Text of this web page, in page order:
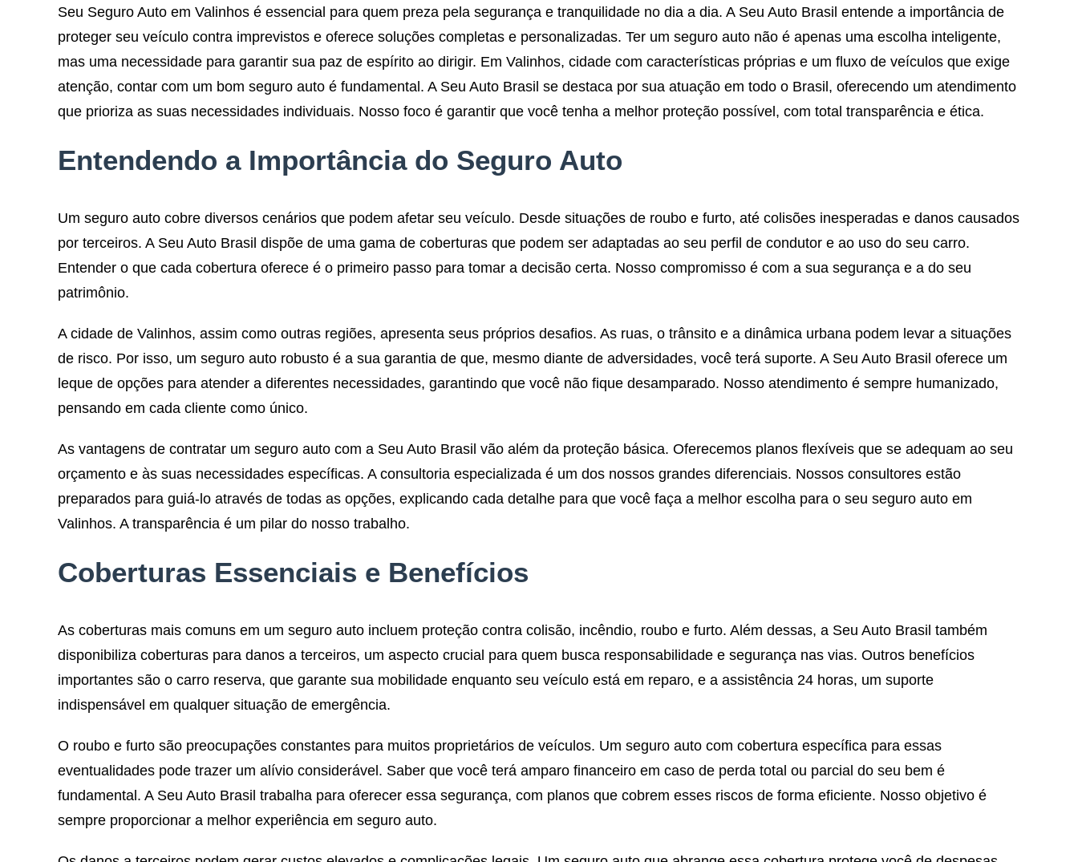
Seu Seguro Auto em Valinhos é essencial para quem preza pela segurança e tranquilidade no dia a dia. A Seu Auto Brasil entende a importância de
proteger seu veículo contra imprevistos e oferece soluções completas e personalizadas. Ter um seguro auto não é apenas uma escolha inteligente,
mas uma necessidade para garantir sua paz de espírito ao dirigir. Em Valinhos, cidade com características próprias e um fluxo de veículos que exige
atenção, contar com um bom seguro auto é fundamental. A Seu Auto Brasil se destaca por sua atuação em todo o Brasil, oferecendo um atendimento
que prioriza as suas necessidades individuais. Nosso foco é garantir que você tenha a melhor proteção possível, com total transparência e ética.
Entendendo a Importância do Seguro Auto
Um seguro auto cobre diversos cenários que podem afetar seu veículo. Desde situações de roubo e furto, até colisões inesperadas e danos causados
por terceiros. A Seu Auto Brasil dispõe de uma gama de coberturas que podem ser adaptadas ao seu perfil de condutor e ao uso do seu carro.
Entender o que cada cobertura oferece é o primeiro passo para tomar a decisão certa. Nosso compromisso é com a sua segurança e a do seu
patrimônio.
A cidade de Valinhos, assim como outras regiões, apresenta seus próprios desafios. As ruas, o trânsito e a dinâmica urbana podem levar a situações
de risco. Por isso, um seguro auto robusto é a sua garantia de que, mesmo diante de adversidades, você terá suporte. A Seu Auto Brasil oferece um
leque de opções para atender a diferentes necessidades, garantindo que você não fique desamparado. Nosso atendimento é sempre humanizado,
pensando em cada cliente como único.
As vantagens de contratar um seguro auto com a Seu Auto Brasil vão além da proteção básica. Oferecemos planos flexíveis que se adequam ao seu
orçamento e às suas necessidades específicas. A consultoria especializada é um dos nossos grandes diferenciais. Nossos consultores estão
preparados para guiá-lo através de todas as opções, explicando cada detalhe para que você faça a melhor escolha para o seu seguro auto em
Valinhos. A transparência é um pilar do nosso trabalho.
Coberturas Essenciais e Benefícios
As coberturas mais comuns em um seguro auto incluem proteção contra colisão, incêndio, roubo e furto. Além dessas, a Seu Auto Brasil também
disponibiliza coberturas para danos a terceiros, um aspecto crucial para quem busca responsabilidade e segurança nas vias. Outros benefícios
importantes são o carro reserva, que garante sua mobilidade enquanto seu veículo está em reparo, e a assistência 24 horas, um suporte
indispensável em qualquer situação de emergência.
O roubo e furto são preocupações constantes para muitos proprietários de veículos. Um seguro auto com cobertura específica para essas
eventualidades pode trazer um alívio considerável. Saber que você terá amparo financeiro em caso de perda total ou parcial do seu bem é
fundamental. A Seu Auto Brasil trabalha para oferecer essa segurança, com planos que cobrem esses riscos de forma eficiente. Nosso objetivo é
sempre proporcionar a melhor experiência em seguro auto.